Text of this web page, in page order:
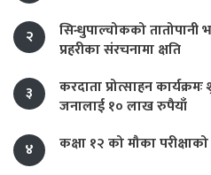
२
सिन्धुपाल्चोकको तातोपानी
प्रहरीका संरचनामा क्षति
३
करदाता प्रोत्साहन
जनालाई १० लाख रुपैयाँ
४
कक्षा १२ को मौका